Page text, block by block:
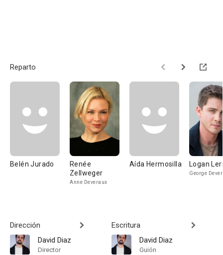
Reparto
Belén Jurado
Renée
Zellweger
Anne Deveraux
Aída Hermosilla Logan
George
Dirección
David Diaz
Director
Escritura
David Diaz
Guión